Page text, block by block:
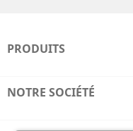
PRODUITS
NOTRE SOCIÉTÉ